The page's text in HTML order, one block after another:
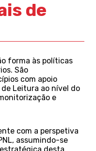
de
forma às políticas
São
com apoio
Leitura ao nível do
e
com a perspetiva
assumindo-se